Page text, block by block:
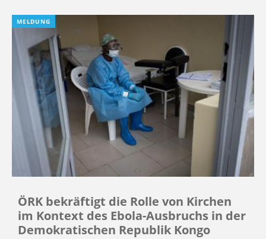
MELDUNG
ÖRK bekräftigt die Rolle von Kirchen
im Kontext des Ebola-Ausbruchs in der
Demokratischen Republik Kongo